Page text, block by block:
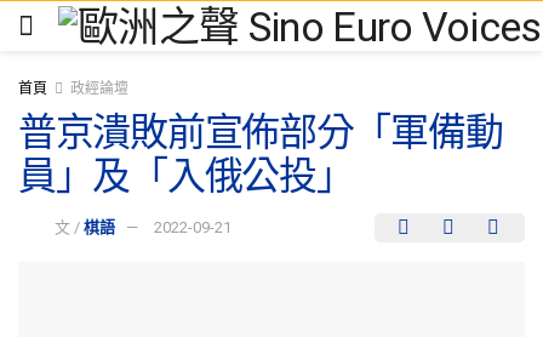
首頁 政經論壇
普京潰敗前宣佈部分「軍備動
員」及「入俄公投」
文 / 棋語 2022-09-21